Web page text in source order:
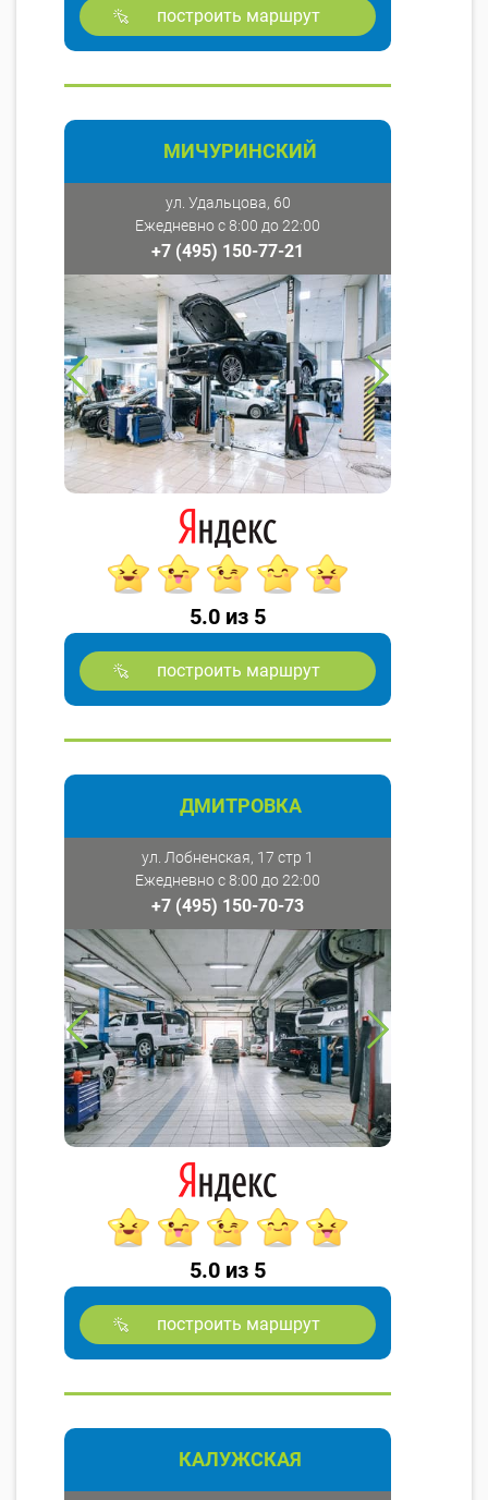
построить маршрут
МИЧУРИНСКИЙ
ул. Удальцова, 60
Ежедневно с 8:00 до 22:00
+7 (495) 150-77-21
5.0 из 5
построить маршрут
ДМИТРОВКА
ул. Лобненская, 17 стр 1
Ежедневно с 8:00 до 22:00
+7 (495) 150-70-73
5.0 из 5
построить маршрут
КАЛУЖСКАЯ